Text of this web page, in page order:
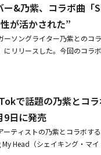
無言でアピールできるという
詞を通してユニークに表現し
感を「Top Top Topping」と
、「全方向美少女」など
のキラキラとした可愛らし
ョートフォームを中心にトレ
のか、期待が高まっている。
めきと儚い青春が盛り込まれ
」の2曲に加え、3rdミニア
（Do the Dance）（Japanese
Chocolate」まで、全4曲が
バイラルヒットを記録した
めきや儚さ、真夏のまぶし
として誕生した。「
ンガーソングライターの乃紫
ォームを中心にトレンドをリ
で、今回のトラックリスト解
心にZ世代から注目を集める2
日～29日に2つ目のコンセプ
示されたスペシャルな予定が
ー&乃紫、コラボ曲
が活かされた”
ーソングライター乃紫とのコ
にリリースした。今回のコラ
Date」をコンセプトに、異な
執った。ボーカルには乃紫に
参加。4人それぞれの個性が
のコラボ楽曲をきっかけに、
ルインタビューが実現。楽
ついてなど、多岐にわたるエ
で話題の乃紫とコ
9日に発売
ーティストの乃紫とコラボす
Head（シェイキング・マ